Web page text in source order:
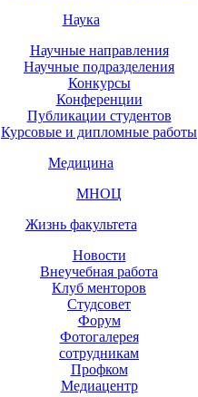
Наука
Научные направления
Научные подразделения
Конкурсы
Конференции
Публикации студентов
Курсовые и дипломные работы
Медицина
МНОЦ
Жизнь факультета
Новости
Внеучебная работа
Клуб менторов
Студсовет
Форум
Фотогалерея
сотрудникам
Профком
Медиацентр